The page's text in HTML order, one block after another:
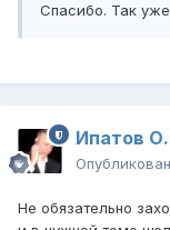
Спасибо. Так
Ипатов
Не обязательно